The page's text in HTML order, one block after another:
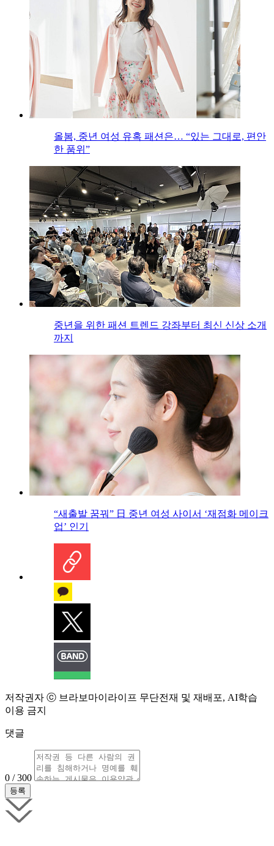
올봄, 중년 여성 유혹 패션은… “있는 그대로, 편안
한 품위”
중년을 위한 패션 트렌드 강좌부터 최신 신상 소개
까지
“새출발 꿈꿔” 日 중년 여성 사이서 ‘재점화 메이크
업’ 인기
저작권자 ⓒ 브라보마이라이프 무단전재 및 재배포, AI학습
이용 금지
댓글
0 / 300